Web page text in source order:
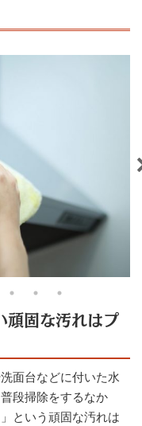
固な汚れはプ
面台などに付いた水
段掃除をするなか
という頑固な汚れは